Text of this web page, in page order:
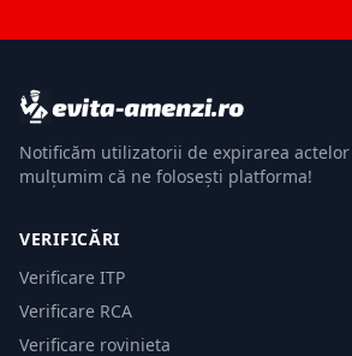
Notificăm utilizatorii de expirarea
mulțumim că ne folosești platforma!
VERIFICĂRI
Verificare ITP
Verificare RCA
Verificare rovinieta